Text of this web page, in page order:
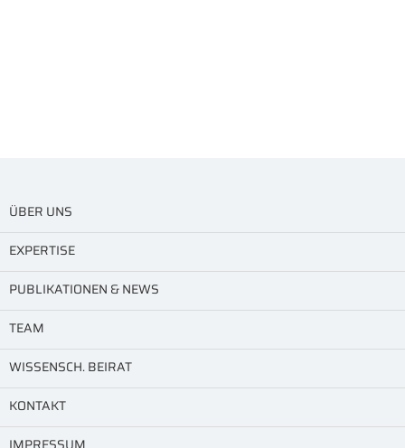
ÜBER UNS
EXPERTISE
PUBLIKATIONEN & NEWS
TEAM
WISSENSCH. BEIRAT
KONTAKT